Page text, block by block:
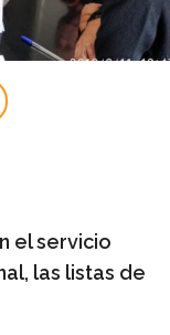
el servicio
las listas de